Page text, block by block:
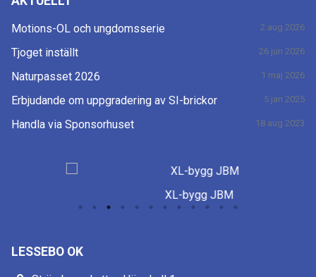
Motions-OL och ungdomsserie 2 aug 2026
Tjoget inställt 26 jun 2026
Naturpasset 2026 1 maj 2026
Erbjudande om uppgradering av SI-brickor 5 jan 2025
Handla via Sponsorhuset 18 aug 2023
XL-bygg JBM
LESSEBO OK